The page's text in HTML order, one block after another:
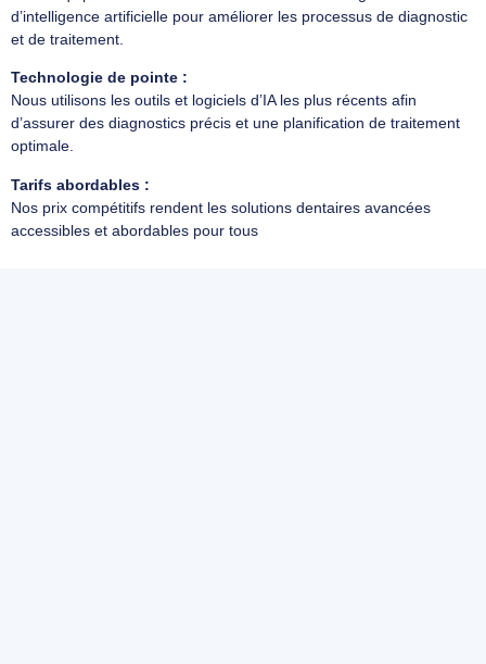
d’intelligence artificielle pour améliorer les processus de diagnostic
et de traitement.
Technologie de pointe :
Nous utilisons les outils et logiciels d’IA les plus récents afin
d’assurer des diagnostics précis et une planification de traitement
optimale.
Tarifs abordables :
Nos prix compétitifs rendent les solutions dentaires avancées
accessibles et abordables pour tous